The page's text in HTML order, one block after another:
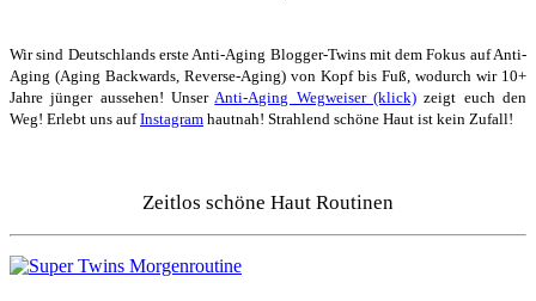
Wir sind Deutschlands erste Anti-Aging Blogger-Twins mit dem Fokus auf Anti-
Aging (Aging Backwards, Reverse-Aging) von Kopf bis Fuß, wodurch wir 10+
Jahre jünger aussehen! UnserAnti-Aging Wegweiser (klick) zeigt euch den
Weg! Erlebt uns aufInstagram hautnah! Strahlend schöne Haut ist kein Zufall!
Zeitlos schöne Haut Routinen